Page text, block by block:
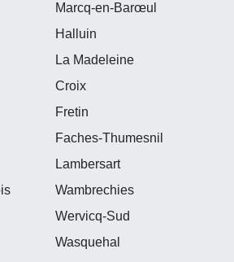
Marcq-en-Barœul
Halluin
La Madeleine
Croix
Fretin
Faches-Thumesnil
Lambersart
Wambrechies
Wervicq-Sud
Wasquehal